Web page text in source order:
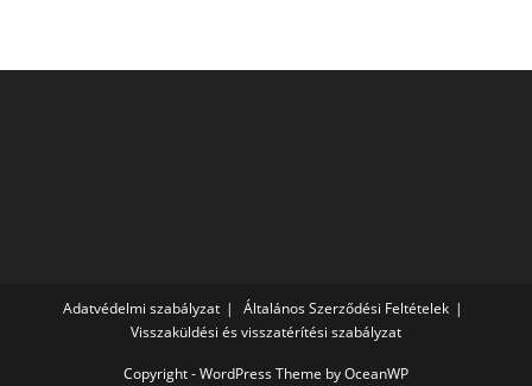
Adatvédelmi szabályzat
Általános Szerződési Feltételek
Visszaküldési és visszatérítési szabályzat
Copyright - WordPress Theme by OceanWP